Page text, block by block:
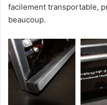
facilement transportable,
beaucoup.